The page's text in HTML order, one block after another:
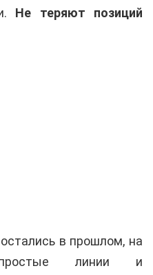
Не теряют позиций
в прошлом, на
линии и